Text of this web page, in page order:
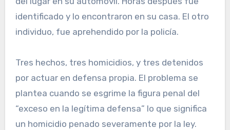
identificado y lo encontraron en su casa. El otro
individuo, fue aprehendido por la policía.
Tres hechos, tres homicidios, y tres detenidos
por actuar en defensa propia. El problema se
plantea cuando se esgrime la figura penal del
“exceso en la legítima defensa” lo que significa
un homicidio penado severamente por la ley.